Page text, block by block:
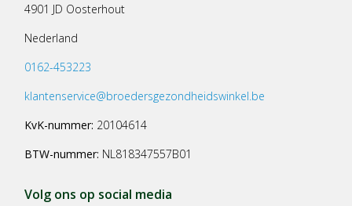
4901 JD Oosterhout
Nederland
0162-453223
klantenservice@broedersgezondheidswinkel.be
KvK-nummer: 20104614
BTW-nummer: NL818347557B01
Volg ons op social media